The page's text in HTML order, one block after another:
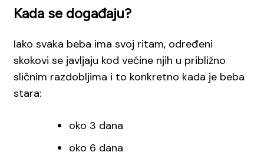
Kada se događaju?
Iako svaka beba ima svoj ritam, određeni
skokovi se javljaju kod većine njih u približno
sličnim razdobljima i to konkretno kada je beba
stara:
oko 3 dana
oko 6 dana